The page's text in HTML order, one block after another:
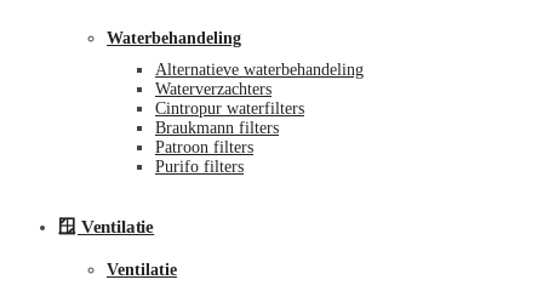
Waterbehandeling
Alternatieve waterbehandeling
Waterverzachters
Cintropur waterfilters
Braukmann filters
Patroon filters
Purifo filters
🪟 Ventilatie
Ventilatie